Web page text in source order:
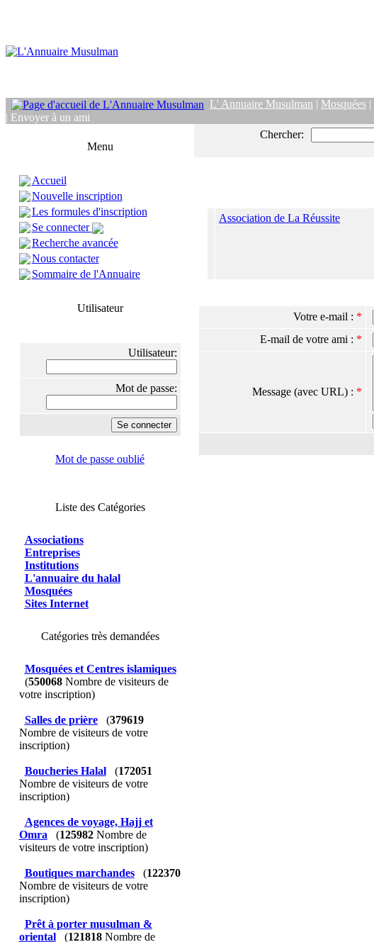
L' Annuaire Musulman | Mosquées |
| Envoyer à un ami
Menu
Accueil
Nouvelle inscription
Les formules d'inscription
Se connecter
Recherche avancée
Nous contacter
Sommaire de l'Annuaire
Utilisateur
Utilisateur:
Mot de passe:
Mot de passe oublié
Liste des Catégories
Associations
Entreprises
Institutions
L'annuaire du halal
Mosquées
Sites Internet
Catégories très demandées
Mosquées et Centres islamiques
(550068Nombre de visiteurs de
votre inscription)
Salles de prière (379619
Nombre de visiteurs de votre
inscription)
Boucheries Halal (172051
Nombre de visiteurs de votre
inscription)
Agences de voyage, Hajj et
Omra
(125982Nombre de
visiteurs de votre inscription)
Boutiques marchandes (122370
Nombre de visiteurs de votre
inscription)
Prêt à porter musulman &
oriental
(121818Nombre de
Chercher:
Association de La Réussite
Votre e-mail : *
E-mail de votre ami : *
Message (avec URL) : *